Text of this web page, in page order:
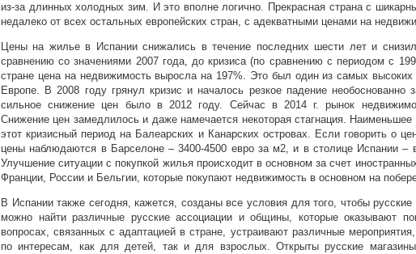
из-за длинных холодных зим. И это вполне логично. Прекрасная страна с
недалеко от всех остальных европейских стран, с адекватными ценами на
Цены на жилье в Испании снижались в течение последних шести лет и
сравнению со значениями 2007 года, до кризиса (по сравнению с периодом с
стране цена на недвижимость выросла на 197%. Это был один из самых высоких
Европе. В 2008 году грянул кризис и началось резкое падение
сильное снижение цен было в 2012 году. Сейчас в 2014 г. рынок
Снижение цен замедлилось и даже намечается некоторая стагнация.
этот кризисный период на Балеарских и Канарских островах. Если говорить о
цены наблюдаются в Барселоне – 3400-4500 евро за м2, и в столице Испании –
Улучшение ситуации с покупкой жилья происходит в основном за счет
Франции, России и Бельгии, которые покупают недвижимость в основном на
В Испании также сегодня, кажется, созданы все условия для того, чтобы
можно найти различные русские ассоциации и общины, которые оказывают
вопросах, связанных с адаптацией в стране, устраивают различные
по интересам, как для детей, так и для взрослых. Открыты русские